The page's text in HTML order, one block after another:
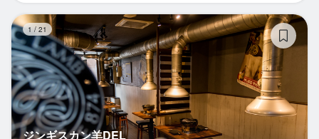
1/ 21
ジンギスカン羊DEL